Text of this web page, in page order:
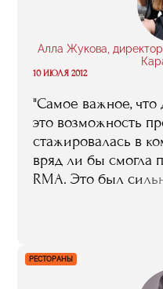
Универсиада –
масштабный,
Алла Жукова,
10 ИЮЛЯ 2012
"Самое важное,
это возможность
стажировалась в
вряд ли бы смогла
RMA. Это был
РЕСТОРАНЫ